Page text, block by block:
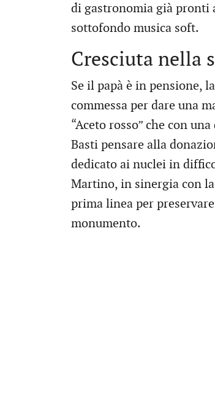
di gastronomia già pronti
sottofondo musica soft.
Cresciuta nella
Se il papà è in pensione,
commessa per dare una
“Aceto rosso” che con
Basti pensare alla
dedicato ai nuclei in
Martino, in sinergia con
prima linea per
monumento.